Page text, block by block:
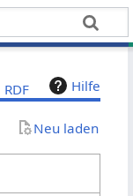
RDF Hilfe
Neu laden